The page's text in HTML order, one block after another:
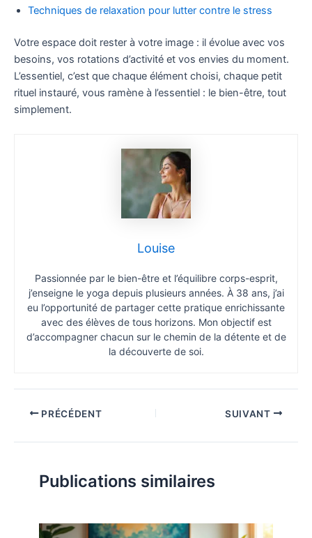
Techniques de relaxation pour lutter contre le stress
Votre espace doit rester à votre image : il évolue avec vos
besoins, vos rotations d’activité et vos envies du moment.
L’essentiel, c’est que chaque élément choisi, chaque petit
rituel instauré, vous ramène à l’essentiel : le bien-être, tout
simplement.
Louise
Passionnée par le bien-être et l’équilibre corps-esprit,
j’enseigne le yoga depuis plusieurs années. À 38 ans, j’ai
eu l’opportunité de partager cette pratique enrichissante
avec des élèves de tous horizons. Mon objectif est
d’accompagner chacun sur le chemin de la détente et de
la découverte de soi.
PRÉCÉDENT SUIVANT
Publications similaires